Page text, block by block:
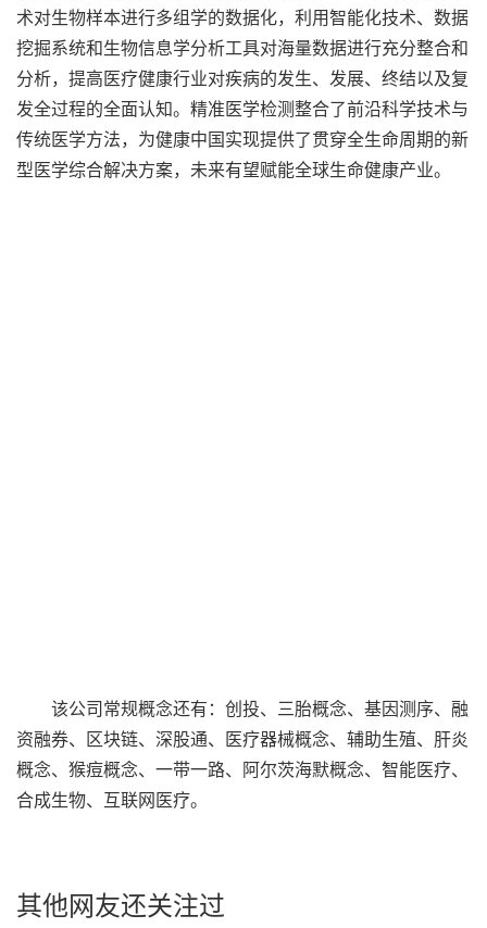
术对生物样本进行多组学的数据化，利用智能化技术、数据
挖掘系统和生物信息学分析工具对海量数据进行充分整合和
分析，提高医疗健康行业对疾病的发生、发展、终结以及复
发全过程的全面认知。精准医学检测整合了前沿科学技术与
传统医学方法，为健康中国实现提供了贯穿全生命周期的新
型医学综合解决方案，未来有望赋能全球生命健康产业。
该公司常规概念还有：创投、三胎概念、基因测序、融
资融券、区块链、深股通、医疗器械概念、辅助生殖、肝炎
概念、猴痘概念、一带一路、阿尔茨海默概念、智能医疗、
合成生物、互联网医疗。
其他网友还关注过